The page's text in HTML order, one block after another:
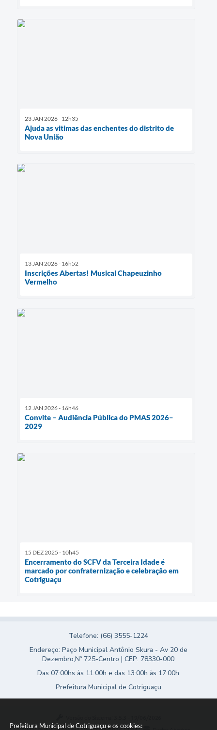
Prefeitura Municipal de Cotriguaçu e os cookies:
23 JAN 2026 - 12h35
Ajuda as vitimas das enchentes do distrito de
Nova União
13 JAN 2026 - 16h52
Inscrições Abertas! Musical Chapeuzinho
Vermelho
12 JAN 2026 - 16h46
Convite – Audiência Pública do PMAS 2026–
2029
15 DEZ 2025 - 10h45
Encerramento do SCFV da Terceira Idade é
marcado por confraternização e celebração em
Cotriguaçu
Telefone: (66) 3555-1224
Endereço: Paço Municipal Antônio Skura - Av 20 de
Dezembro,Nº 725-Centro | CEP: 78330-000
Das 07:00hs às 11:00h e das 13:00h às 17:00h
Prefeitura Municipal de Cotriguaçu